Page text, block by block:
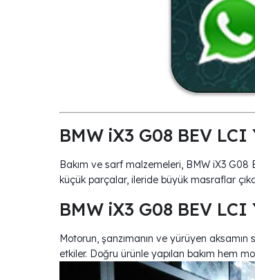
BMW iX3 G08 BEV
Bakım ve sarf malzemeleri, BMW iX3 G08
küçük parçalar, ileride büyük masraflar
BMW iX3 G08 BEV
Motorun, şanzımanın ve yürüyen
etkiler. Doğru ürünle yapılan bakım hem